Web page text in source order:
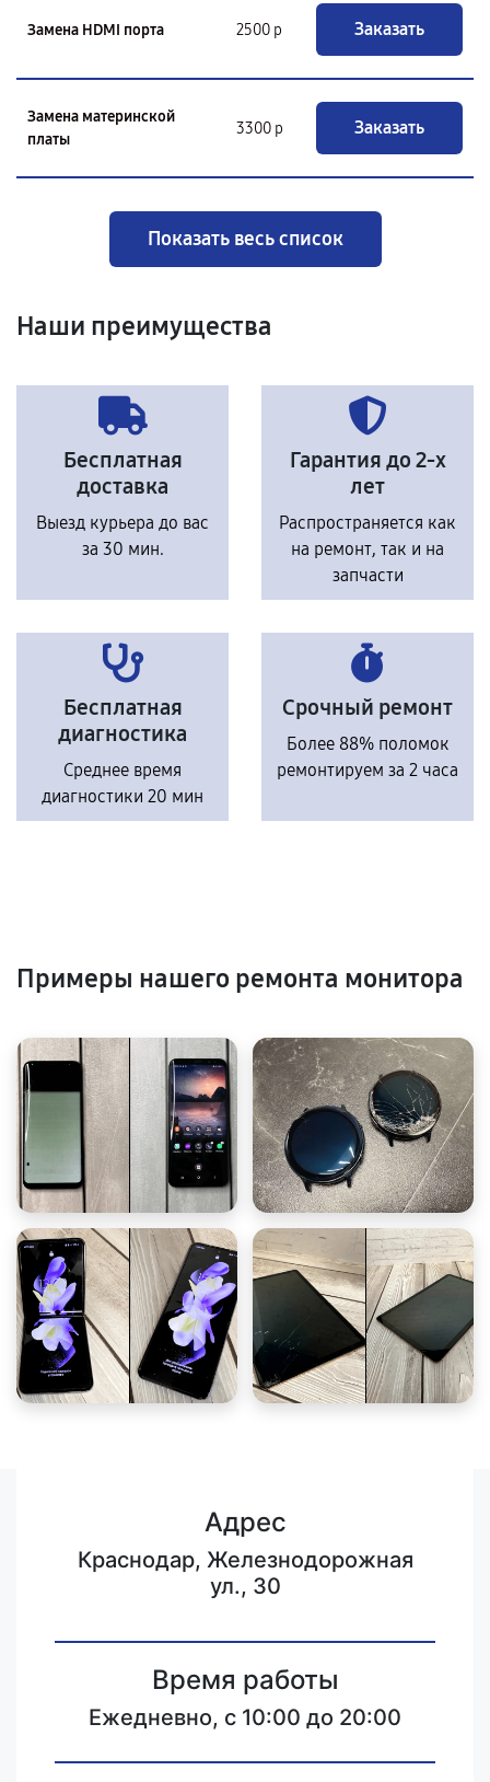
Замена HDMI порта 2500 р Заказать
Замена материнской
платы
3300 р Заказать
Показать весь список
Наши преимущества
Бесплатная
доставка
Выезд курьера до вас
за 30 мин.
Гарантия до 2-х
лет
Распространяется как
на ремонт, так и на
запчасти
Бесплатная
диагностика
Среднее время
диагностики 20 мин
Срочный ремонт
Более 88% поломок
ремонтируем за 2 часа
Примеры нашего ремонта монитора
Адрес
Краснодар, Железнодорожная
ул., 30
Время работы
Ежедневно, с 10:00 до 20:00